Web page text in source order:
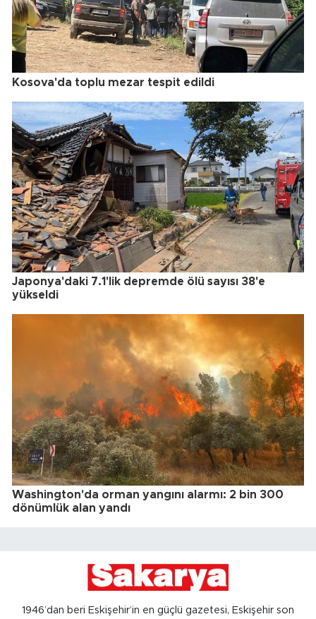
Kosova'da toplu mezar tespit edildi
Japonya'daki 7.1'lik depremde ölü sayısı 38'e
yükseldi
Washington'da orman yangını alarmı: 2 bin 300
dönümlük alan yandı
1946’dan beri Eskişehir’in en güçlü gazetesi, Eskişehir son